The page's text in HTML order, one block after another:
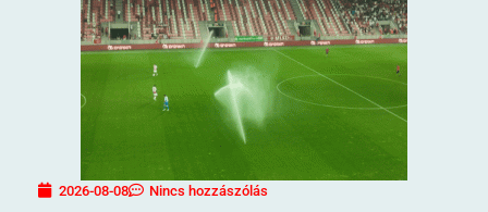
2026-08-08 Nincs hozzászólás